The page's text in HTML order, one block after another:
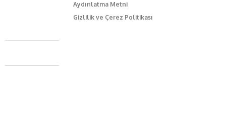
Aydınlatma Metni
Gizlilik ve Çerez Politikası
Caferağa Mah. Dr. Şakir Paşa Sok. No3/A Kadıköy İstanbul
+90 543 345 46 00